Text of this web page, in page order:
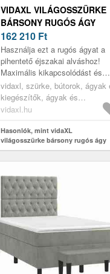
VIDAXL VILÁGOSSZÜRKE
BÁRSONY RUGÓS ÁGY
MATRACCAL 120 X 190 CM
162 210 Ft
Használja ezt a rugós ágyat a
pihentető éjszakai alváshoz!
Maximális kikapcsolódást és
kellemes alvást kínál.
vidaxl, szürke, bútorok, ágyak
kiegészítők, ágyak és
ágykeretek
vidaxl.hu
Hasonlók, mint vidaXL
világosszürke bársony rugós ágy
matraccal 120 x 190 cm